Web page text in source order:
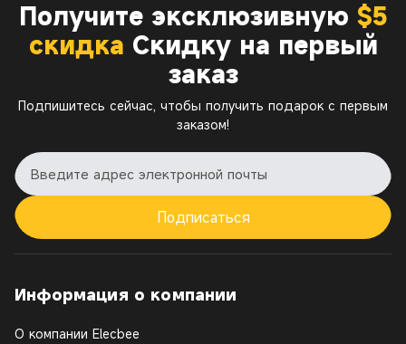
Получите эксклюзивную $5
скидка Скидку на первый
заказ
Подпишитесь сейчас, чтобы получить подарок с первым
заказом!
Подписаться
Информация о компании
О компании Elecbee